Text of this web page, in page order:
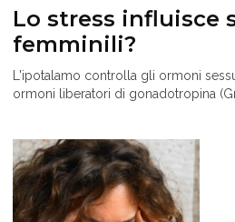
Lo stress influisce
femminili?
L'ipotalamo controlla gli ormoni
ormoni liberatori di gonadotropina